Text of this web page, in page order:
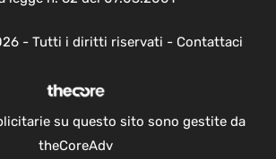
- Tutti i diritti riservati - Contattaci
su questo sito sono gestite da
theCoreAdv